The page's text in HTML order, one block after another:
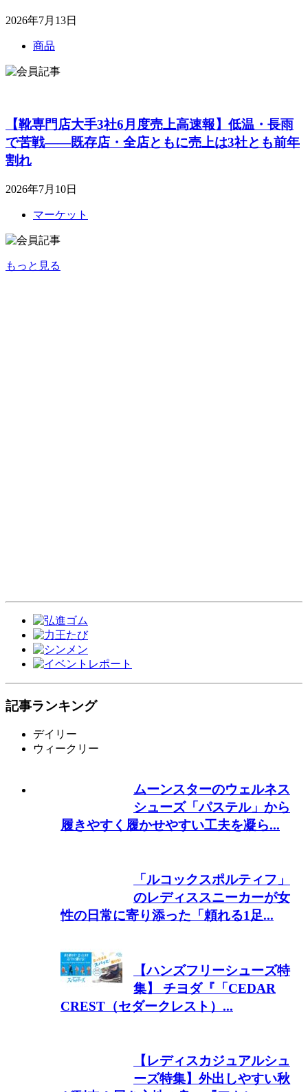
2026年7月13日
商品
【靴専門店大手3社6月度売上高速報】低温・長雨
で苦戦――既存店・全店ともに売上は3社とも前年
割れ
2026年7月10日
マーケット
もっと見る
記事ランキング
デイリー
ウィークリー
ムーンスターのウェルネス
シューズ「パステル」から
履きやすく履かせやすい工夫を凝ら...
「ルコックスポルティフ」
のレディススニーカーが女
性の日常に寄り添った「頼れる1足...
【ハンズフリーシューズ特
集】 チヨダ『「CEDAR
CREST（セダークレスト）...
【レディスカジュアルシュ
ーズ特集】外出しやすい秋